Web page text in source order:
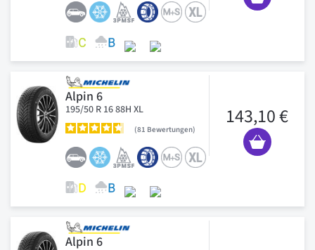
Alpin 6
195/50 R 16 88H XL
81 Bewertungen
143,10 €
Alpin 6